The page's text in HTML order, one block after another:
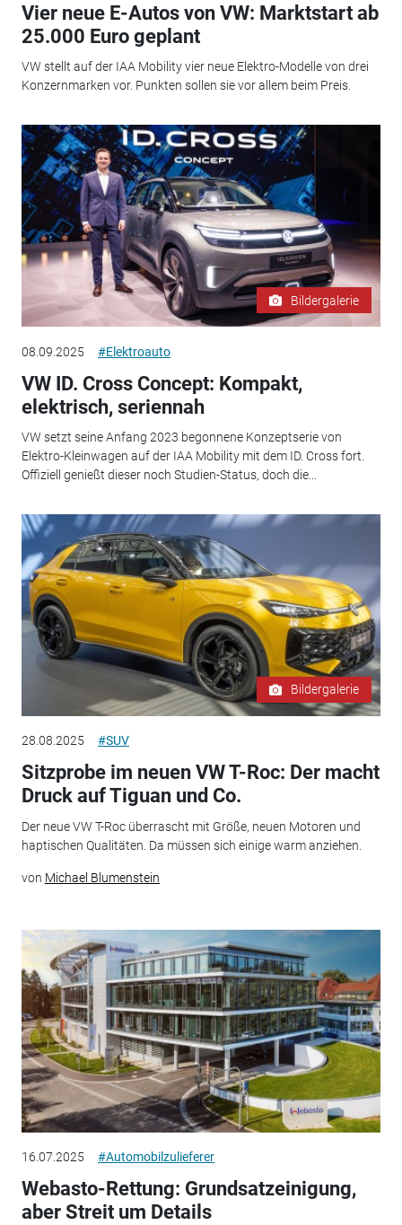
Vier neue E-Autos von VW: Marktstart ab
25.000 Euro geplant
VW stellt auf der IAA Mobility vier neue Elektro-Modelle von drei
Konzernmarken vor. Punkten sollen sie vor allem beim Preis.
Bildergalerie
08.09.2025 #Elektroauto
VW ID. Cross Concept: Kompakt,
elektrisch, seriennah
VW setzt seine Anfang 2023 begonnene Konzeptserie von
Elektro-Kleinwagen auf der IAA Mobility mit dem ID. Cross fort.
Offiziell genießt dieser noch Studien-Status, doch die...
Bildergalerie
28.08.2025 #SUV
Sitzprobe im neuen VW T-Roc: Der macht
Druck auf Tiguan und Co.
Der neue VW T-Roc überrascht mit Größe, neuen Motoren und
haptischen Qualitäten. Da müssen sich einige warm anziehen.
von Michael Blumenstein
16.07.2025 #Automobilzulieferer
Webasto-Rettung: Grundsatzeinigung,
aber Streit um Details